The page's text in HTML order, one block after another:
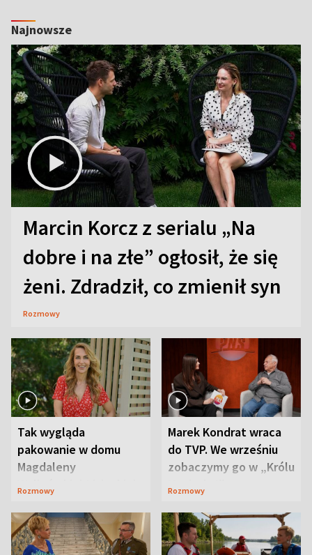
Najnowsze
Marcin Korcz z serialu „Na
dobre i na złe” ogłosił, że się
żeni. Zdradził, co zmienił syn
Rozmowy
Tak wygląda
pakowanie w domu
Magdaleny
Waligórskiej-Lisieckiej.
Rozmowy
Marek Kondrat wraca
do TVP. We wrześniu
zobaczymy go w „Królu
Maciusiu I”
Rozmowy